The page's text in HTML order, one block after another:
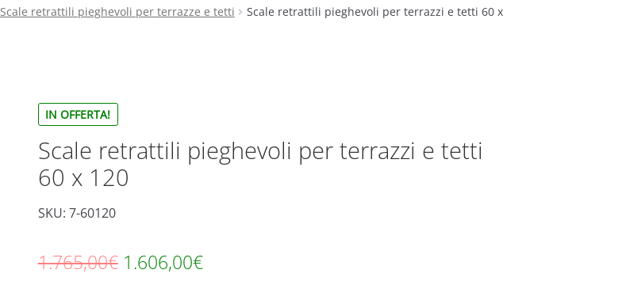
Scale retrattili pieghevoli per terrazze e tetti
Scale retrattili pieghevoli per terrazzi e tetti 60 x
IN OFFERTA!
Scale retrattili pieghevoli per terrazzi e tetti
60 x 120
SKU: 7-60120
1.765,00€ Il
1.606,00€Il